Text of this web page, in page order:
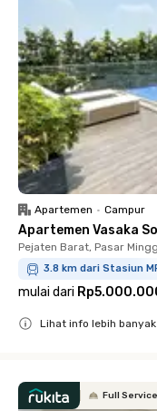
Apartemen • Campur
Apartemen Vasaka
Pejaten Barat, Pasar
3.8 km dari Stasiun
mulai dari
Lihat info lebih banyak
Full Service